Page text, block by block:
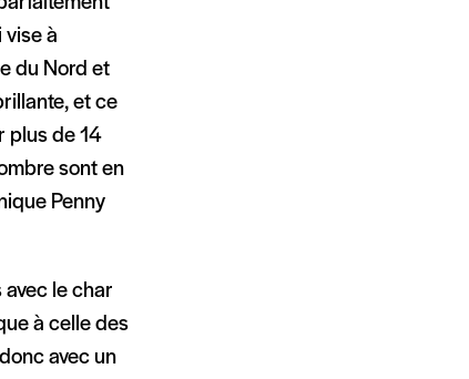
à
du Nord et
et ce
plus de 14
sont en
Penny
le char
à celle des
avec un